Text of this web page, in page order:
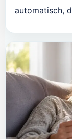
automatisch,